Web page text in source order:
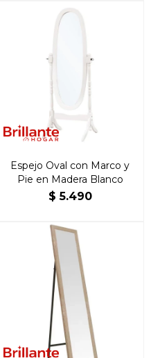
Espejo Oval con Marco y
Pie en Madera Blanco
$ 5.490